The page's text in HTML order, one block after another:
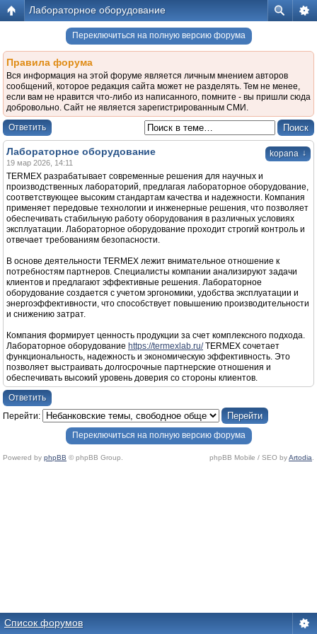
Лабораторное оборудование
Переключиться на полную версию форума
Правила форума
Вся информация на этой форуме является личным мнением авторов
сообщений, которое редакция сайта может не разделять. Тем не менее,
если вам не нравится что-либо из написанного, помните - вы пришли сюда
добровольно. Сайт не является зарегистрированным СМИ.
Ответить
kopana ↓
Лабораторное оборудование
19 мар 2026, 14:11
TERMEX разрабатывает современные решения для научных и
производственных лабораторий, предлагая лабораторное оборудование,
соответствующее высоким стандартам качества и надежности. Компания
применяет передовые технологии и инженерные решения, что позволяет
обеспечивать стабильную работу оборудования в различных условиях
эксплуатации. Лабораторное оборудование проходит строгий контроль и
отвечает требованиям безопасности.
В основе деятельности TERMEX лежит внимательное отношение к
потребностям партнеров. Специалисты компании анализируют задачи
клиентов и предлагают эффективные решения. Лабораторное
оборудование создается с учетом эргономики, удобства эксплуатации и
энергоэффективности, что способствует повышению производительности
и снижению затрат.
Компания формирует ценность продукции за счет комплексного подхода.
Лабораторное оборудование https://termexlab.ru/TERMEX сочетает
функциональность, надежность и экономическую эффективность. Это
позволяет выстраивать долгосрочные партнерские отношения и
обеспечивать высокий уровень доверия со стороны клиентов.
Ответить
Перейти:
Переключиться на полную версию форума
Powered by phpBB © phpBB Group. phpBB Mobile / SEO byArtodia
Список форумов